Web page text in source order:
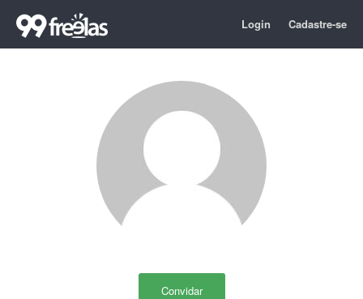
Login Cadastre-se
Convidar